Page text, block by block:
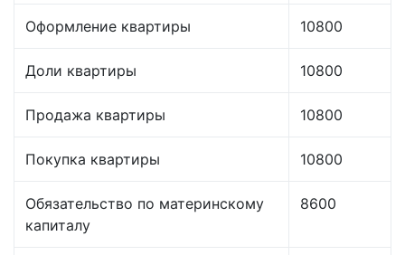
Оформление квартиры 10800
Доли квартиры 10800
Продажа квартиры 10800
Покупка квартиры 10800
Обязательство по материнскому
капиталу
8600